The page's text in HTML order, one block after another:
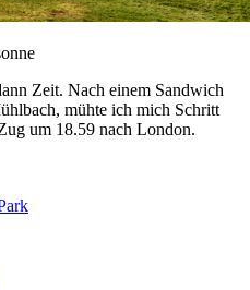
Zeit. Nach einem Sandwich
mühte ich mich Schritt
um 18.59 nach London.